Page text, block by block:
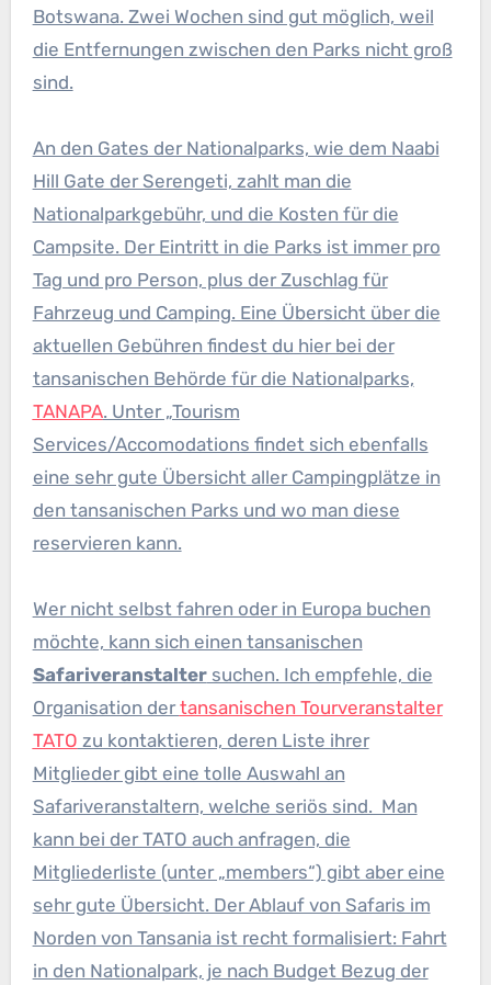
Botswana. Zwei Wochen sind gut möglich, weil
die Entfernungen zwischen den Parks nicht groß
sind.
An den Gates der Nationalparks, wie dem Naabi
Hill Gate der Serengeti, zahlt man die
Nationalparkgebühr, und die Kosten für die
Campsite. Der Eintritt in die Parks ist immer pro
Tag und pro Person, plus der Zuschlag für
Fahrzeug und Camping. Eine Übersicht über die
aktuellen Gebühren findest du hier bei der
tansanischen Behörde für die Nationalparks,
TANAPA. Unter „Tourism
Services/Accomodations findet sich ebenfalls
eine sehr gute Übersicht aller Campingplätze in
den tansanischen Parks und wo man diese
reservieren kann.
Wer nicht selbst fahren oder in Europa buchen
möchte, kann sich einen tansanischen
Safariveranstaltersuchen. Ich empfehle, die
Organisation dertansanischen Tourveranstalter
TATO zu kontaktieren, deren Liste ihrer
Mitglieder gibt eine tolle Auswahl an
Safariveranstaltern, welche seriös sind. Man
kann bei der TATO auch anfragen, die
Mitgliederliste (unter „members“) gibt aber eine
sehr gute Übersicht. Der Ablauf von Safaris im
Norden von Tansania ist recht formalisiert: Fahrt
in den Nationalpark, je nach Budget Bezug der